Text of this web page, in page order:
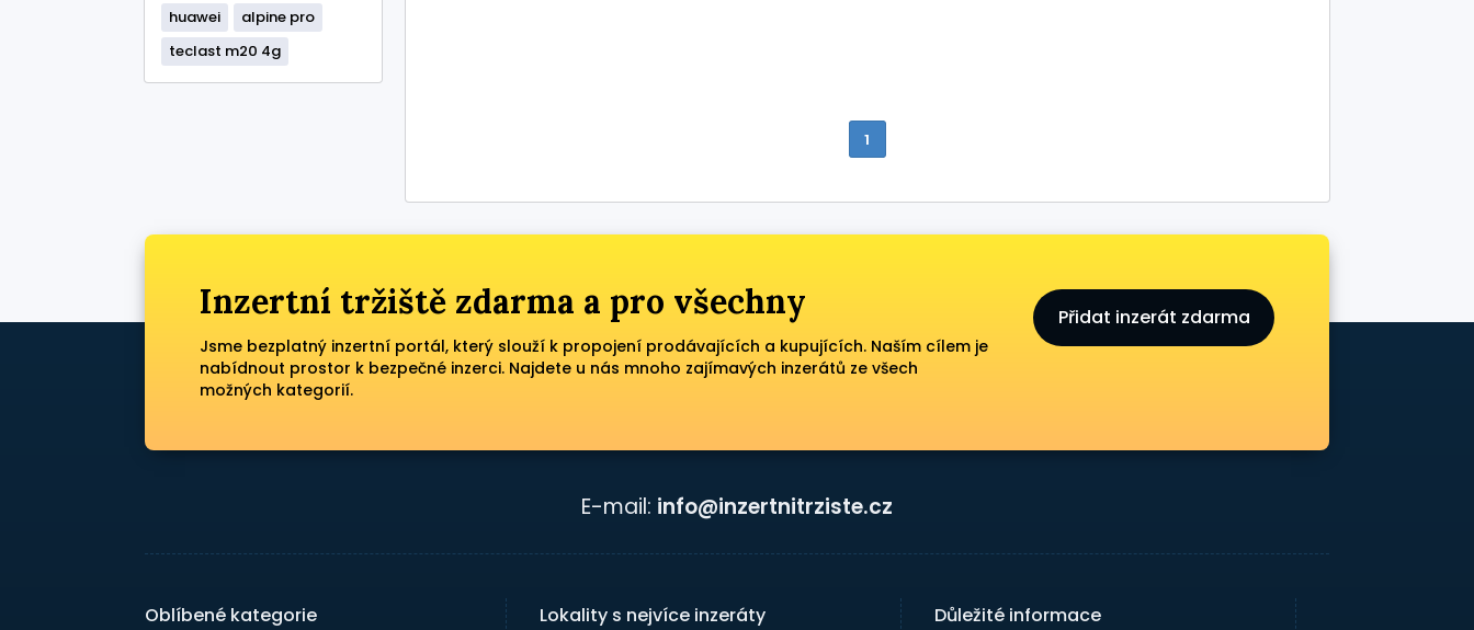
huawei
alpine pro
teclast m20 4g
1
Inzertní tržiště zdarma a pro všechny
Jsme bezplatný inzertní portál, který slouží k propojení prodávajících a kupujících. Naším cílem je
nabídnout prostor k bezpečné inzerci. Najdete u nás mnoho zajímavých inzerátů ze všech
možných kategorií.
Přidat inzerát zdarma
E-mail: info@inzertnitrziste.cz
Oblíbené kategorie Lokality s nejvíce inzeráty Důležité informace